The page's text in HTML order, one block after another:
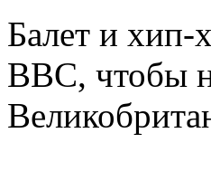
Балет и хип-
BBC, чтобы